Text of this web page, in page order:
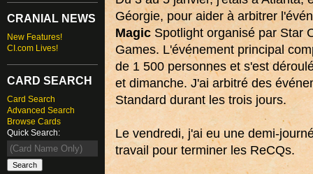
CRANIAL NEWS
New Features!
CI.com Lives!
CARD SEARCH
Card Search
Advanced Search
Browse Cards
Quick Search:
Géorgie, pour aider à arbitrer
MagicSpotlight organisé par Star
Games. L'événement principal
de 1 500 personnes et s'est
et dimanche. J'ai arbitré des
Standard durant les trois jours.
Le vendredi, j'ai eu une demi-
travail pour terminer les ReCQs.